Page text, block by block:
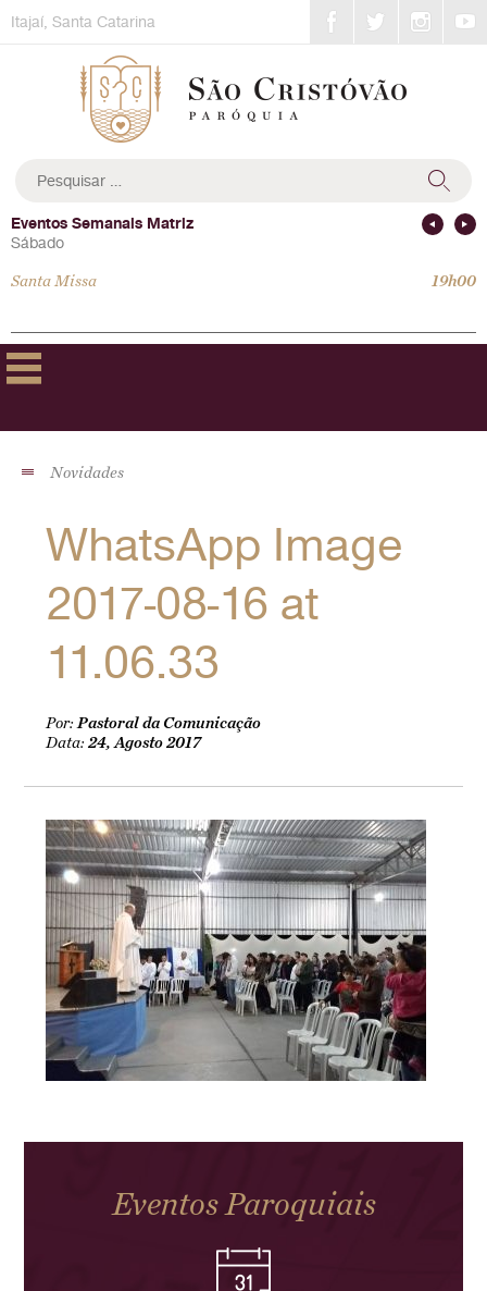
toItajaí, Santa Catarina
por:
Eventos Semanais Matriz
Sábado
Santa Missa 19h00
Novidades
WhatsApp Image
2017-08-16 at
11.06.33
Por:Pastoral da Comunicação
Data:24, Agosto 2017
Eventos Paroquiais